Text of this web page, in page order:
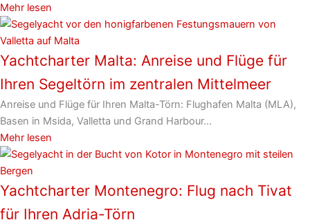
Mehr lesen
Yachtcharter Malta: Anreise und Flüge für
Ihren Segeltörn im zentralen Mittelmeer
Anreise und Flüge für Ihren Malta-Törn: Flughafen Malta (MLA),
Basen in Msida, Valletta und Grand Harbour...
Mehr lesen
Yachtcharter Montenegro: Flug nach Tivat
für Ihren Adria-Törn